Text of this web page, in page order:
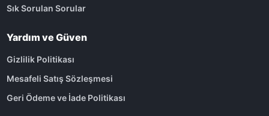
Sık Sorulan Sorular
Yardım ve Güven
Gizlilik Politikası
Mesafeli Satış Sözleşmesi
Geri Ödeme ve İade Politikası